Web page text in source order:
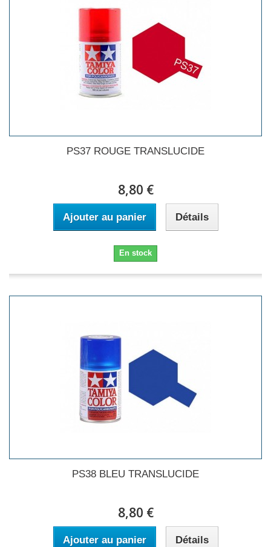
PS37 ROUGE TRANSLUCIDE
8,80 €
Ajouter au panier Détails
En stock
PS38 BLEU TRANSLUCIDE
8,80 €
Ajouter au panier Détails